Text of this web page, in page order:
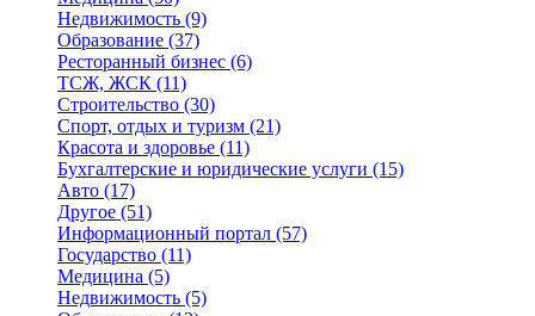
Недвижимость (9)
Образование (37)
Ресторанный бизнес (6)
ТСЖ, ЖСК (11)
Строительство (30)
Спорт, отдых и туризм (21)
Красота и здоровье (11)
Бухгалтерские и юридические услуги (15)
Авто (17)
Другое (51)
Информационный портал (57)
Государство (11)
Медицина (5)
Недвижимость (5)